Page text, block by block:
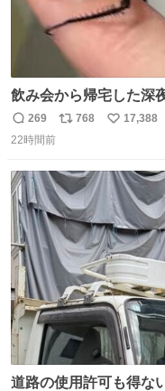
飲み会から帰宅した深
ったオニヤンマ様 まさ
思っておらず大興奮し
たが、飛ばないという
うか…素敵すぎる
返
信
269
リ
ト
数
768
い
数
17,388
22時間前
道路の使用許可も得な